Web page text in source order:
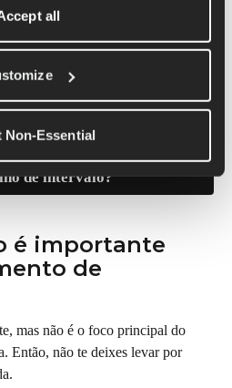
all
Non-Essential
inclui:
entre um treino de ritmo
de intervalo?
é importante
de
mas não é o foco principal do
Então, não te deixes levar por